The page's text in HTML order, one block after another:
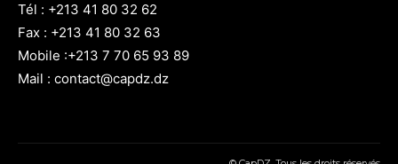
Tél : +213 41 80 32 62
Fax : +213 41 80 32 63
Mobile :+213 7 70 65 93 89
Mail : contact@capdz.dz